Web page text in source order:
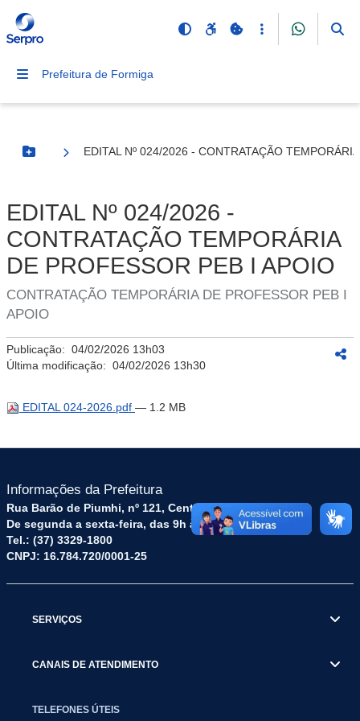
Prefeitura de Formiga
Botão Menu
EDITAL Nº 024/2026 - CONTRATAÇÃO
EDITAL Nº 024/2026 -
CONTRATAÇÃO TEMPORÁRIA
DE PROFESSOR PEB I APOIO
CONTRATAÇÃO TEMPORÁRIA DE PROFESSOR PEB I
APOIO
Publicação: 04/02/2026 13h03
Última modificação: 04/02/2026 13h30
EDITAL 024-2026.pdf — 1.2 MB
Informações da Prefeitura
Rua Barão de Piumhi, nº 121, Centro – CEP: 35570-128
De segunda a sexta-feira, das 9h às 16h
Tel.: (37) 3329-1800
CNPJ: 16.784.720/0001-25
SERVIÇOS
CANAIS DE ATENDIMENTO
TELEFONES ÚTEIS